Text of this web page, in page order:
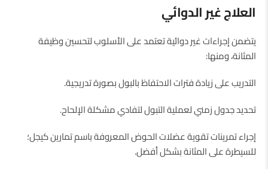
العلاج غير الدوائي
يتضمن إجراءات غير دوائية تعتمد على الأسلوب لتحسين وظيفة
المثانة، ومنها:
التدريب على زيادة فترات الاحتفاظ بالبول بصورة تدريجية.
تحديد جدول زمني لعملية التبول لتفادي مشكلة الإلحاح.
إجراء تمرينات تقوية عضلات الحوض المعروفة باسم تمارين كيجل؛
للسيطرة على المثانة بشكل أفضل.